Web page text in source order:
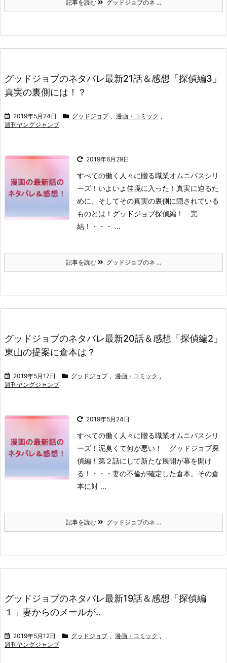
記事を読む グッドジョブのネ ...
グッドジョブのネタバレ最新21話＆感想「探偵編3」
真実の裏側には！？
2019年5月24日 グッドジョブ , 漫画・コミック ,
週刊ヤングジャンプ
2019年6月29日
すべての働く人々に贈る職業オムニバスシリ
ーズ！ いよいよ佳境に入った！ 真実に迫るた
めに、そしてその真実の裏側に隠されている
ものとは！ グッドジョブ探偵編！ 完
結！
・・・ ...
記事を読む グッドジョブのネ ...
グッドジョブのネタバレ最新20話＆感想「探偵編2」
東山の提案に倉本は？
2019年5月17日 グッドジョブ , 漫画・コミック ,
週刊ヤングジャンプ
2019年5月24日
すべての働く人々に贈る職業オムニバスシリ
ーズ！ 泥臭くて何が悪い！ グッドジョブ探
偵編！ 第２話にして新たな展開が幕を開け
る！
・・・ 妻の不倫が確定した倉本。 その倉
本に対 ...
記事を読む グッドジョブのネ ...
グッドジョブのネタバレ最新19話＆感想「探偵編
１」妻からのメールが..
2019年5月12日 グッドジョブ , 漫画・コミック ,
週刊ヤングジャンプ